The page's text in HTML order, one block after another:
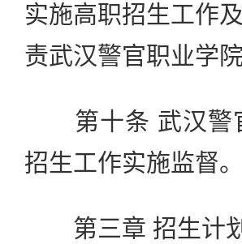
实施高职招生工作
责武汉警官职业学
第十条 武汉警
招生工作实施监督。
第三章 招生计